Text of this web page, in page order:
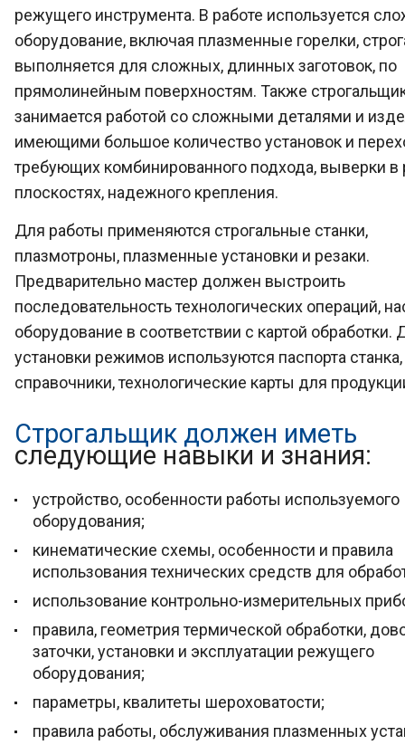
режущего инструмента. В работе используется
оборудование, включая плазменные горелки,
выполняется для сложных, длинных заготовок, по
прямолинейным поверхностям. Также
занимается работой со сложными деталями и
имеющими большое количество установок и
требующих комбинированного подхода, выверки в
плоскостях, надежного крепления.
Для работы применяются строгальные станки,
плазмотроны, плазменные установки и резаки.
Предварительно мастер должен выстроить
последовательность технологических операций,
оборудование в соответствии с картой обработки.
установки режимов используются паспорта станка,
справочники, технологические карты для
Строгальщик должен иметь
следующие навыки и знания:
устройство, особенности работы используемого
оборудования;
кинематические схемы, особенности и правила
использования технических средств для
использование контрольно-измерительных
правила, геометрия термической обработки,
заточки, установки и эксплуатации режущего
оборудования;
параметры, квалитеты шероховатости;
правила работы, обслуживания плазменных